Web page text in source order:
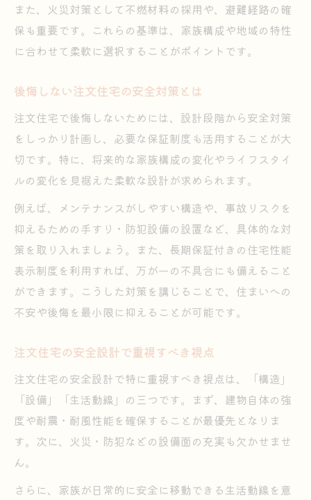
注文住宅の安全設計がもたらす暮らしの安
心感
安心して住める注文住宅の設計基準とは
ント
安全設計で実現する快適な注文住宅の住み
心地
注文住宅で重視すべき安全基準の見極め方
安全設計が注文住宅選びの成功を左右する
後悔しないための注文住宅安全チェックリ
スト
注文住宅選びで失敗しない安全ポイント集
また、火災対策として不燃材料の採用や、避難経路の確
保も重要です。これらの基準は、家族構成や地域の特性
に合わせて柔軟に選択することがポイントです。
後悔しない注文住宅の安全対策とは
注文住宅で後悔しないためには、設計段階から安全対策
をしっかり計画し、必要な保証制度も活用することが大
切です。特に、将来的な家族構成の変化やライフスタイ
ルの変化を見据えた柔軟な設計が求められます。
例えば、メンテナンスがしやすい構造や、事故リスクを
抑えるための手すり・防犯設備の設置など、具体的な対
策を取り入れましょう。また、長期保証付きの住宅性能
表示制度を利用すれば、万が一の不具合にも備えること
ができます。こうした対策を講じることで、住まいへの
不安や後悔を最小限に抑えることが可能です。
注文住宅の安全設計で重視すべき視点
注文住宅の安全設計で特に重視すべき視点は、「構造」
「設備」「生活動線」の三つです。まず、建物自体の強
度や耐震・耐風性能を確保することが最優先となりま
す。次に、火災・防犯などの設備面の充実も欠かせませ
ん。
さらに、家族が日常的に安全に移動できる生活動線を意